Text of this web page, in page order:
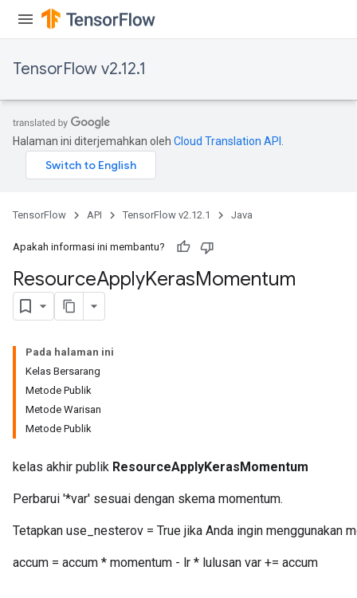
TensorFlow v2.12.1
Halaman ini diterjemahkan oleh Cloud Translation API
TensorFlow API TensorFlow v2.12.1 Java
Apakah informasi ini membantu?
ResourceApplyKerasMomentum
Pada halaman ini
Kelas Bersarang
Metode Publik
Metode Warisan
Metode Publik
kelas akhir publik ResourceApplyKerasMomentum
Perbarui '*var' sesuai dengan skema momentum.
Tetapkan use_nesterov = True jika Anda ingin menggunakan
accum = accum * momentum - lr * lulusan var += accum